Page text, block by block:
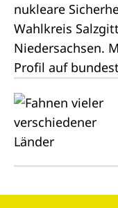
nukleare
Wahlkreis
Niedersachsen.
Profil auf